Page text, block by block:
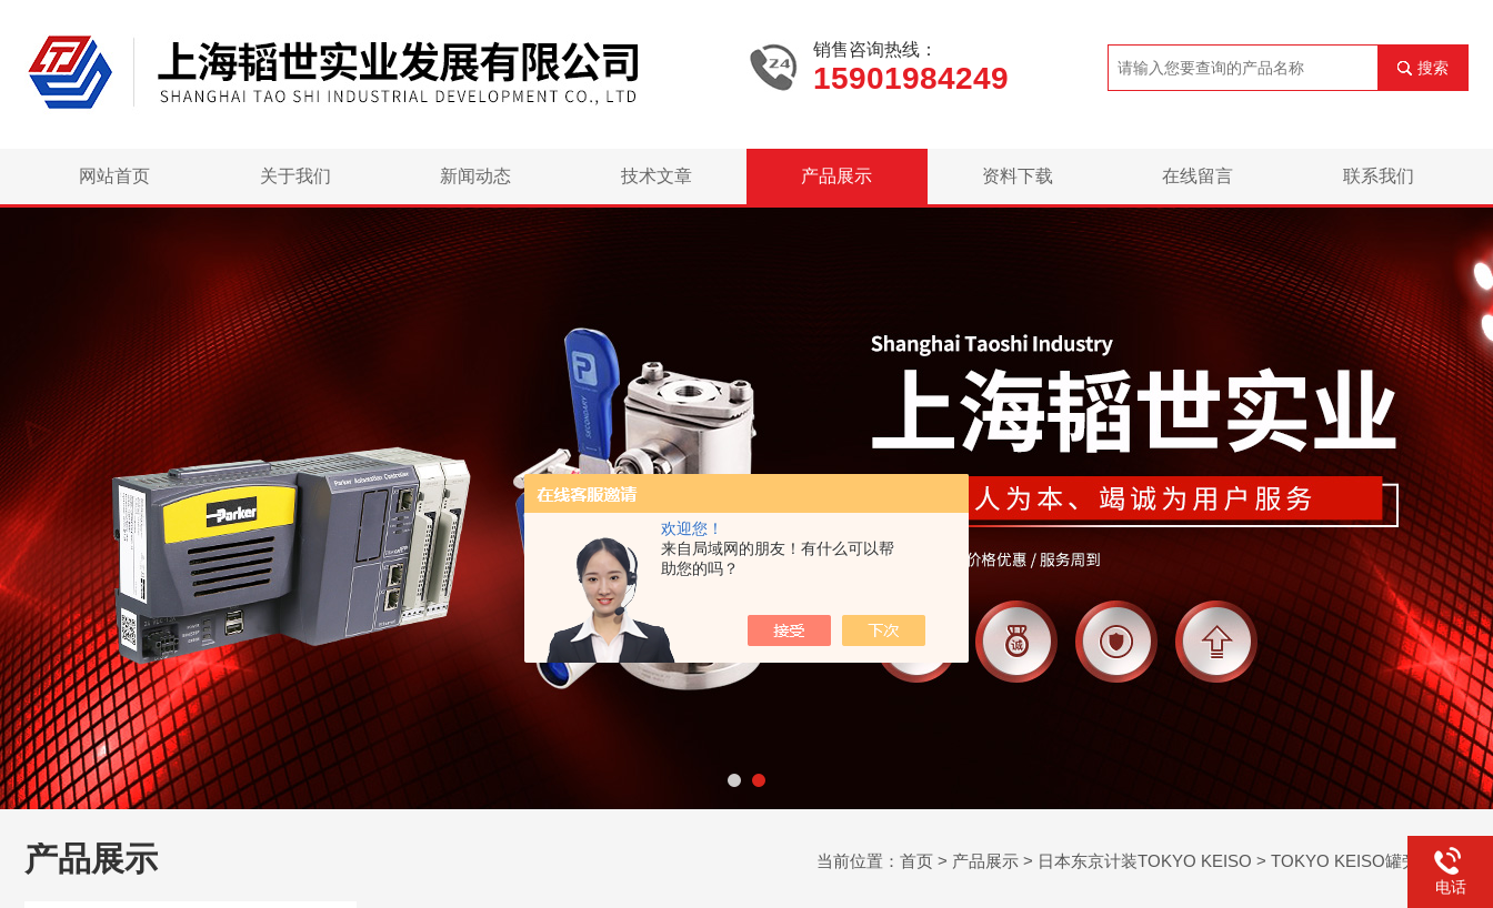
欢迎您！
来自局域网的朋友！有什么可以帮
助您的吗？
销售咨询热线：
15901984249 搜索
网站首页 关于我们 新闻动态 技术文章 产品展示 资料下载 在线留言 联系我们
产品展示 当前位置： 首页 > 产品展示 > 日本东京计装TOKYO KEISO > TOKYO KEISO罐旁指示仪
电话